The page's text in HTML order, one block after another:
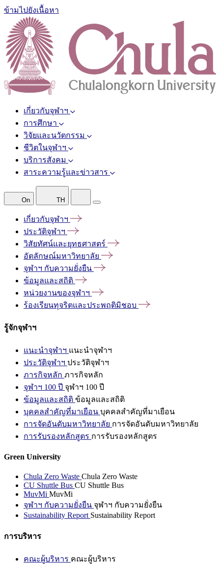
ข้ามไปยังเนื้อหา
เกี่ยวกับจุฬาฯ
การศึกษา
วิจัยและนวัตกรรม
ชีวิตในจุฬาฯ
บริการสังคม
สาระความรู้และข่าวสาร
On TH
เกี่ยวกับจุฬาฯ
ประวัติจุฬาฯ
วิสัยทัศน์และยุทธศาสตร์
อัตลักษณ์มหาวิทยาลัย
จุฬาฯ กับความยั่งยืน
ข้อมูลและสถิติ
หน่วยงานของจุฬาฯ
ร้องเรียนทุจริตและประพฤติมิชอบ
รู้จักจุฬาฯ
แนะนำจุฬาฯ แนะนำจุฬาฯ
ประวัติจุฬาฯ ประวัติจุฬาฯ
ภารกิจหลัก ภารกิจหลัก
จุฬาฯ 100 ปี จุฬาฯ 100 ปี
ข้อมูลและสถิติ ข้อมูลและสถิติ
บุคคลสำคัญที่มาเยือน บุคคลสำคัญที่มาเยือน
การจัดอันดับมหาวิทยาลัย การจัดอันดับมหาวิทยาลัย
การรับรองหลักสูตร การรับรองหลักสูตร
Green University
Chula Zero Waste Chula Zero Waste
CU Shuttle Bus CU Shuttle Bus
MuvMi MuvMi
จุฬาฯ กับความยั่งยืน จุฬาฯ กับความยั่งยืน
Sustainability Report Sustainability Report
การบริหาร
คณะผู้บริหาร คณะผู้บริหาร